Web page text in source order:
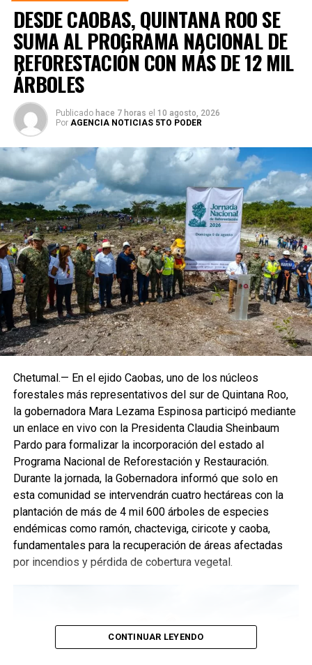
DESDE CAOBAS, QUINTANA ROO SE
SUMA AL PROGRAMA NACIONAL DE
REFORESTACIÓN CON MÁS DE 12 MIL
ÁRBOLES
Publicado hace 7 horas el 10 agosto, 2026
Por AGENCIA NOTICIAS 5TO PODER
Chetumal.— En el ejido Caobas, uno de los núcleos
forestales más representativos del sur de Quintana Roo,
la gobernadora Mara Lezama Espinosa participó mediante
un enlace en vivo con la Presidenta Claudia Sheinbaum
Pardo para formalizar la incorporación del estado al
Programa Nacional de Reforestación y Restauración.
Durante la jornada, la Gobernadora informó que solo en
esta comunidad se intervendrán cuatro hectáreas con la
plantación de más de 4 mil 600 árboles de especies
endémicas como ramón, chacteviga, ciricote y caoba,
fundamentales para la recuperación de áreas afectadas
por incendios y pérdida de cobertura vegetal.
CONTINUAR LEYENDO